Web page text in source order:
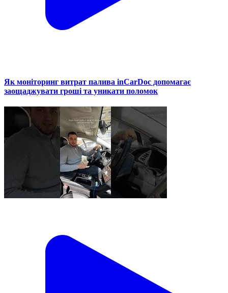
Як моніторинг витрат палива inCarDoc допомагає
заощаджувати гроші та уникати поломок